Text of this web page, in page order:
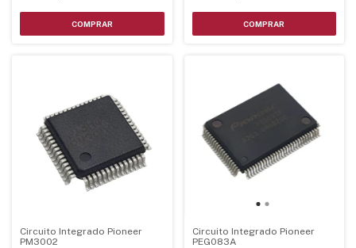
Circuito Integrado Pioneer
PM3002
Circuito Integrado Pioneer
PEG083A